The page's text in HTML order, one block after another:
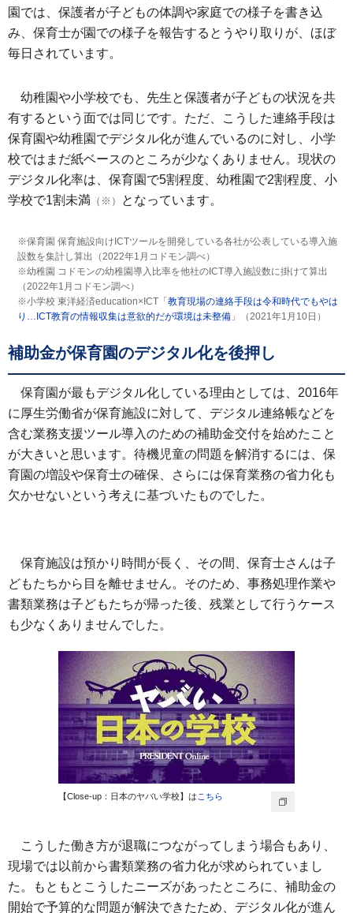
園では、保護者が子どもの体調や家庭での様子を書き込
み、保育士が園での様子を報告するとうやり取りが、ほぼ
毎日されています。
幼稚園や小学校でも、先生と保護者が子どもの状況を共
有するという面では同じです。ただ、こうした連絡手段は
保育園や幼稚園でデジタル化が進んでいるのに対し、小学
校ではまだ紙ベースのところが少なくありません。現状の
デジタル化率は、保育園で5割程度、幼稚園で2割程度、小
学校で1割未満 （※） となっています。
※保育園 保育施設向けICTツールを開発している各社が公表している導入施
設数を集計し算出（2022年1月コドモン調べ）
※幼稚園 コドモンの幼稚園導入比率を他社のICT導入施設数に掛けて算出
（2022年1月コドモン調べ）
※小学校 東洋経済education×ICT「 教育現場の連絡手段は令和時代でもやは
り…ICT教育の情報収集は意欲的だが環境は未整備 」（2021年1月10日）
補助金が保育園のデジタル化を後押し
保育園が最もデジタル化している理由としては、2016年
に厚生労働省が保育施設に対して、デジタル連絡帳などを
含む業務支援ツール導入のための補助金交付を始めたこと
が大きいと思います。待機児童の問題を解消するには、保
育園の増設や保育士の確保、さらには保育業務の省力化も
欠かせないという考えに基づいたものでした。
保育施設は預かり時間が長く、その間、保育士さんは子
どもたちから目を離せません。そのため、事務処理作業や
書類業務は子どもたちが帰った後、残業として行うケース
も少なくありませんでした。
【Close-up：日本のヤバい学校】は こちら
こうした働き方が退職につながってしまう場合もあり、
現場では以前から書類業務の省力化が求められていまし
た。もともとこうしたニーズがあったところに、補助金の
開始で予算的な問題が解決できたため、デジタル化が進ん